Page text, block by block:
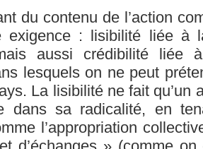
du contenu de l’action
exigence : lisibilité liée à
aussi crédibilité liée
lesquels on ne peut
La lisibilité ne fait qu’un
dans sa radicalité, en
l’appropriation